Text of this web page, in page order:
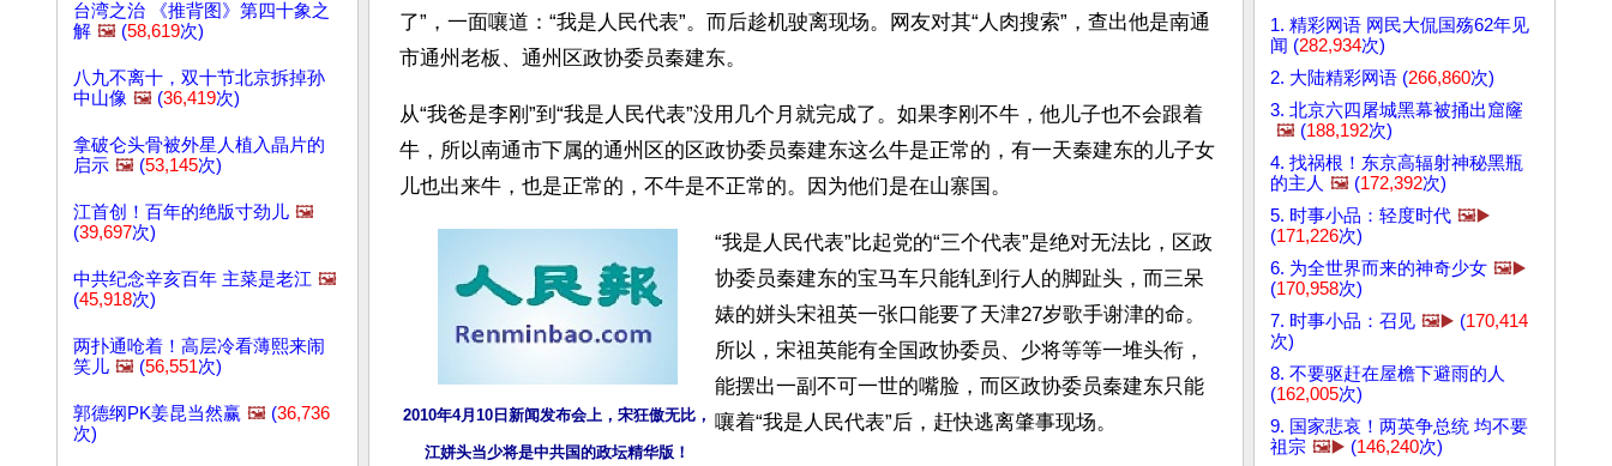
台湾之治 《推背图》第四十象之
解 🖼️ (58,619次)
八九不离十，双十节北京拆掉孙
中山像 🖼️ (36,419次)
拿破仑头骨被外星人植入晶片的
启示 🖼️ (53,145次)
江首创！百年的绝版寸劲儿 🖼️
(39,697次)
中共纪念辛亥百年 主菜是老江 🖼️
(45,918次)
两扑通呛着！高层冷看薄熙来闹
笑儿 🖼️ (56,551次)
郭德纲PK姜昆当然赢 🖼️ (36,736
次)
了”，一面嚷道：“我是人民代表”。而后趁机驶离现场。网友对其“人肉搜索”，查出他是南通
市通州老板、通州区政协委员秦建东。
从“我爸是李刚”到“我是人民代表”没用几个月就完成了。如果李刚不牛，他儿子也不会跟着
牛，所以南通市下属的通州区的区政协委员秦建东这么牛是正常的，有一天秦建东的儿子女
儿也出来牛，也是正常的，不牛是不正常的。因为他们是在山寨国。
2010年4月10日新闻发布会上，宋狂傲无比，
江姘头当少将是中共国的政坛精华版！
“我是人民代表”比起党的“三个代表”是绝对无法比，区政
协委员秦建东的宝马车只能轧到行人的脚趾头，而三呆
婊的姘头宋祖英一张口能要了天津27岁歌手谢津的命。
所以，宋祖英能有全国政协委员、少将等等一堆头衔，
能摆出一副不可一世的嘴脸，而区政协委员秦建东只能
嚷着“我是人民代表”后，赶快逃离肇事现场。
1. 精彩网语 网民大侃国殇62年见
闻 (282,934次)
2. 大陆精彩网语 (266,860次)
3. 北京六四屠城黑幕被捅出窟窿
🖼️ (188,192次)
4. 找祸根！东京高辐射神秘黑瓶
的主人 🖼️ (172,392次)
5. 时事小品：轻度时代 🖼️▶️
(171,226次)
6. 为全世界而来的神奇少女 🖼️▶️
(170,958次)
7. 时事小品：召见 🖼️▶️ (170,414
次)
8. 不要驱赶在屋檐下避雨的人
(162,005次)
9. 国家悲哀！两英争总统 均不要
祖宗 🖼️▶️ (146,240次)